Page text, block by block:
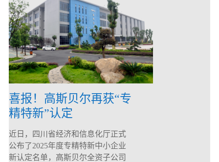
喜报！高斯贝尔再获“专
精特新”认定
近日，四川省经济和信息化厅正式
公布了2025年度专精特新中小企业
新认定名单，高斯贝尔全资子公司